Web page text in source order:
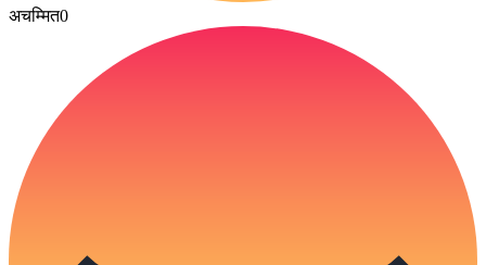
अचम्मित0